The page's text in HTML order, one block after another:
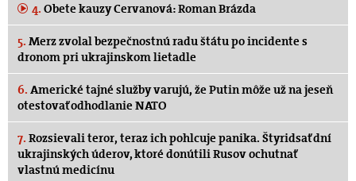
4. Obete kauzy Cervanová: Roman Brázda
5. Merz zvolal bezpečnostnú radu štátu po incidente s
dronom pri ukrajinskom lietadle
6. Americké tajné služby varujú, že Putin môže už na jeseň
otestovať odhodlanie NATO
7. Rozsievali teror, teraz ich pohlcuje panika. Štyridsať dní
ukrajinských úderov, ktoré donútili Rusov ochutnať
vlastnú medicínu